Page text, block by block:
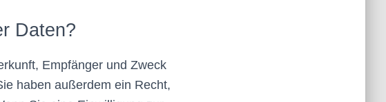
Daten?
Empfänger und Zweck
haben außerdem ein Recht,